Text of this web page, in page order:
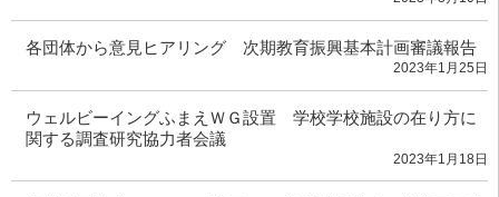
各団体から意見ヒアリング 次期教育振興基本計画審議報告
2023年1月25日
ウェルビーイングふまえＷＧ設置 学校学校施設の在り方に
関する調査研究協力者会議
2023年1月18日